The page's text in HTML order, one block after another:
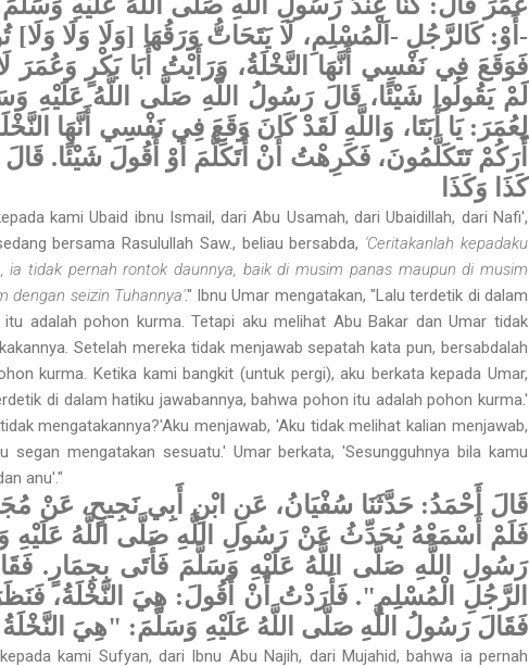
-أَوْ: كَالرَّجُلِ -اَلْمُسْلِمِ، لَا يَتَحَاتُّ وَرَقُهَا [وَلَا وَلَا
فَوَقَعَ فِي نَفْسِي أَنَّهَا النَّخْلَةُ، وَرَأَيْتُ أَبَا بَكْرٍ وَعُمَرَ
لَمْ يَقُولُوا شَيْئًا، قَالَ رَسُولُ اللَّهِ صَلَّى اللَّهُ عَلَيْهِ
لِعُمَرَ: يَا أَبَتَا، وَاللَّهِ لَقَدْ كَانَ وَقَعَ فِي نَفْسِي أَنَّهَا
أَرَكُمْ تَتَكَلَّمُونَ، فَكَرِهْتُ أَنْ أَتَكَلَّمَ أَوْ أَقُولَ شَيْئًا.
كَذَا وَكَذَا
kami Ubaid ibnu Ismail, dari Abu Usamah, dari Ubaidillah, dari Nafi',
bersama Rasulullah Saw., beliau bersabda, 'Ceritakanlah kepadaku
tidak pernah rontok daunnya, baik di musim panas maupun di musim
dengan seizin Tuhannya'." Ibnu Umar mengatakan, "Lalu terdetik di dalam
adalah pohon kurma. Tetapi aku melihat Abu Bakar dan Umar tidak
Setelah mereka tidak menjawab sepatah kata pun, bersabdalah
kurma. Ketika kami bangkit (untuk pergi), aku berkata kepada Umar,
di dalam hatiku jawabannya, bahwa pohon itu adalah pohon kurma.'
mengatakannya?'Aku menjawab, 'Aku tidak melihat kalian menjawab,
mengatakan sesuatu.' Umar berkata, 'Sesungguhnya bila kamu
anu'."
قَالَ أَحْمَدُ: حَدَّثَنَا سُفْيَانُ، عَنِ ابْنِ أَبِي نَجِيحٍ، عَنْ
فَلَمْ أَسْمَعْهُ يُحَدِّثُ عَنْ رَسُولِ اللَّهِ صَلَّى اللَّهُ عَلَيْهِ
رَسُولِ اللَّهِ صَلَّى اللَّهُ عَلَيْهِ وَسَلَّمَ فَأَتَى بِجِمَارٍ.
الرَّجُلِ الْمُسْلِمِ". فَأَرَدْتُ أَنْ أَقُولَ: هِيَ النَّخْلَةُ،
فَقَالَ رَسُولُ اللَّهِ صَلَّى اللَّهُ عَلَيْهِ وَسَلَّمَ: "هِيَ
kami Sufyan, dari Ibnu Abu Najih, dari Mujahid, bahwa ia pernah